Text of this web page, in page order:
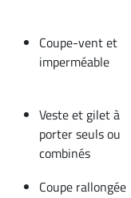
Coupe-vent et
imperméable
Veste et gilet à
porter seuls ou
combinés
Coupe rallongée